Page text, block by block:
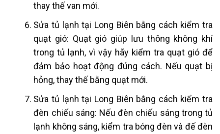
thay thế van mới.
Sửa tủ lạnh tại Long Biên bằng cách kiểm tra
quạt gió: Quạt gió giúp lưu thông không khí
trong tủ lạnh, vì vậy hãy kiểm tra quạt gió để
đảm bảo hoạt động đúng cách. Nếu quạt bị
hỏng, thay thế bằng quạt mới.
Sửa tủ lạnh tại Long Biên bằng cách kiểm tra
đèn chiếu sáng: Nếu đèn chiếu sáng trong tủ
lạnh không sáng, kiểm tra bóng đèn và đế đèn